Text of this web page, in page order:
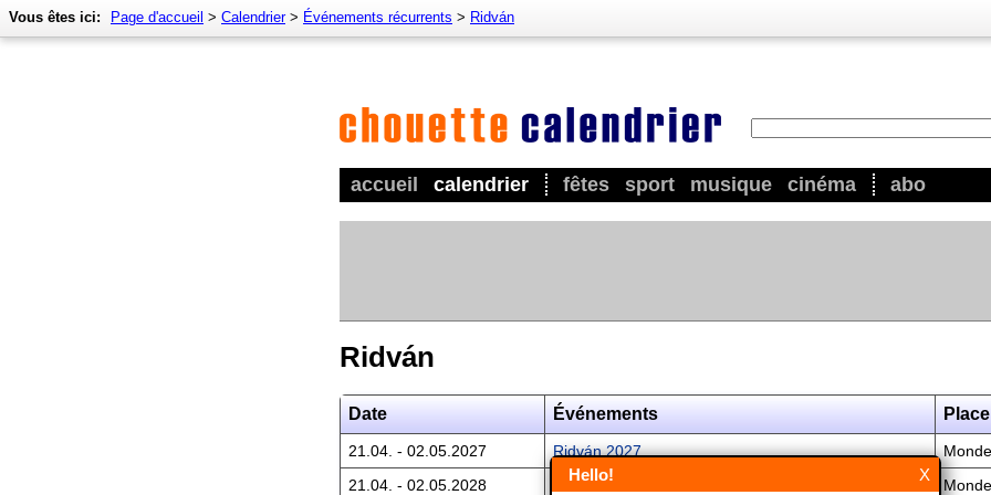
accueil calendrier fêtes sport musique cinéma abo
Vous êtes ici: Page d'accueil > Calendrier> Événements récurrents > Ridván
Ridván
Date Événements Place
21.04. - 02.05.2027 Ridván 2027
Monde
21.04. - 02.05.2028
Ridván 2028 Monde
X
Hello!